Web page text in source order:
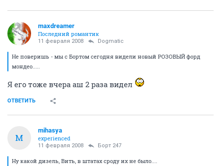
maxdreamer
Последний романтик
11 февраля 2008 Dogmatic
Не поверишь - мы с Бортом сегодня видели новый РОЗОВЫЙ форд
мондео.....
Я его тоже вчера аш 2 раза видел
ОТВЕТИТЬ
M
mihasya
experienced
11 февраля 2008 Борт 247
Ну какой дизель, Вить, в штатах сроду их не было....